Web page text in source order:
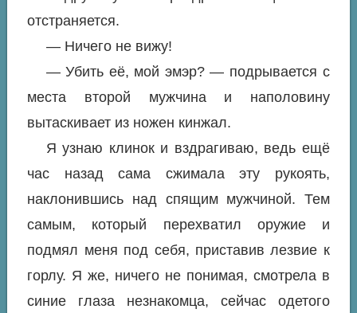
отстраняется.
— Ничего не вижу!
— Убить её, мой эмэр? — подрывается с
места второй мужчина и наполовину
вытаскивает из ножен кинжал.
Я узнаю клинок и вздрагиваю, ведь ещё
час назад сама сжимала эту рукоять,
наклонившись над спящим мужчиной. Тем
самым, который перехватил оружие и
подмял меня под себя, приставив лезвие к
горлу. Я же, ничего не понимая, смотрела в
синие глаза незнакомца, сейчас одетого